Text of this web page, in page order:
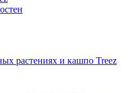
растениях и кашпо Treez